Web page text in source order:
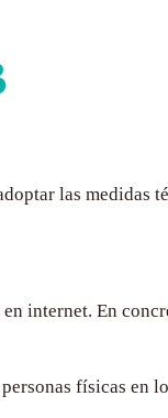
las medidas
internet. En
físicas en